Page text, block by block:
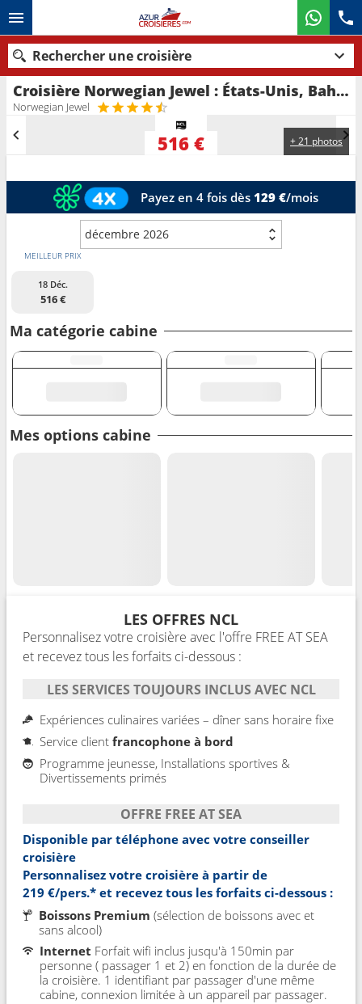
Croisière Norwegian Jewel : États-Unis, Bahamas au départ de Miami
Norwegian Jewel
+ 21 photos
516 €
Payez en 4 fois dès 129 €/mois
décembre 2026
MEILLEUR PRIX
18 Déc.
516 €
Ma catégorie cabine
Mes options cabine
LES OFFRES NCL
Personnalisez votre croisière avec l'offre FREE AT SEA
et recevez tous les forfaits ci-dessous :
LES SERVICES TOUJOURS INCLUS AVEC NCL
Expériences culinaires variées – dîner sans horaire fixe
Service client francophone à bord
Programme jeunesse, Installations sportives &
Divertissements primés
OFFRE FREE AT SEA
Disponible par téléphone avec votre conseiller
croisière
Personnalisez votre croisière à partir de
219 €/pers.* et recevez tous les forfaits ci-dessous :
Boissons Premium (sélection de boissons avec et
sans alcool)
Internet Forfait wifi inclus jusqu'à 150min par
personne ( passager 1 et 2) en fonction de la durée de
la croisière. 1 identifiant par passager d'une même
cabine, connexion limitée à un appareil par passager.
Rechercher une croisière
Nos destinations
Rechercher